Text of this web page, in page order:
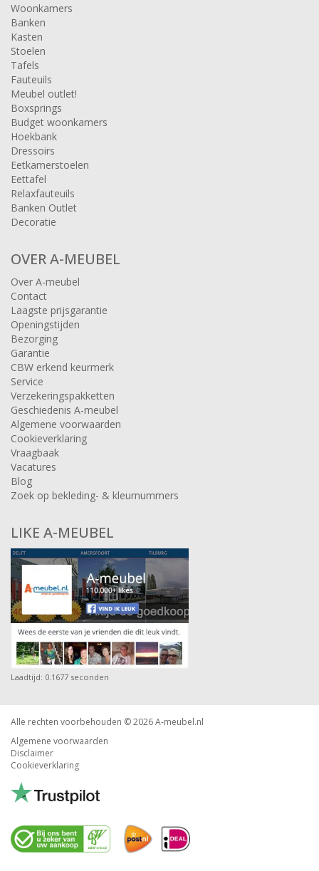
Woonkamers
Banken
Kasten
Stoelen
Tafels
Fauteuils
Meubel outlet!
Boxsprings
Budget woonkamers
Hoekbank
Dressoirs
Eetkamerstoelen
Eettafel
Relaxfauteuils
Banken Outlet
Decoratie
OVER A-MEUBEL
Over A-meubel
Contact
Laagste prijsgarantie
Openingstijden
Bezorging
Garantie
CBW erkend keurmerk
Service
Verzekeringspakketten
Geschiedenis A-meubel
Algemene voorwaarden
Cookieverklaring
Vraagbaak
Vacatures
Blog
Zoek op bekleding- & kleurnummers
LIKE A-MEUBEL
Laadtijd: 0.1677 seconden
Alle rechten voorbehouden © 2026A-meubel.nl
Algemene voorwaarden
Disclaimer
Cookieverklaring